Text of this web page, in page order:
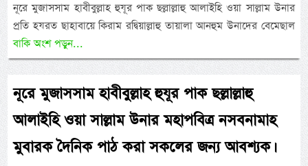
নূরে মুজাসসাম হাবীবুল্লাহ হুযূর পাক ছল্লাল্লাহু আলাইহি ওয়া সাল্লাম উনার
প্রতি হযরত ছাহাবায়ে কিরাম রদ্বিয়াল্লাহু তায়ালা আনহুম উনাদের বেমেছাল
বাকি অংশ পড়ুন...
নূরে মুজাসসাম হাবীবুল্লাহ হুযূর পাক ছল্লাল্লাহু
আলাইহি ওয়া সাল্লাম উনার মহাপবিত্র নসবনামাহ
মুবারক দৈনিক পাঠ করা সকলের জন্য আবশ্যক।